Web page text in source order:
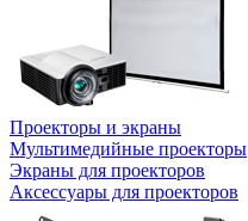
Проекторы и экраны
Мультимедийные проекторы
Экраны для проекторов
Аксессуары для проекторов